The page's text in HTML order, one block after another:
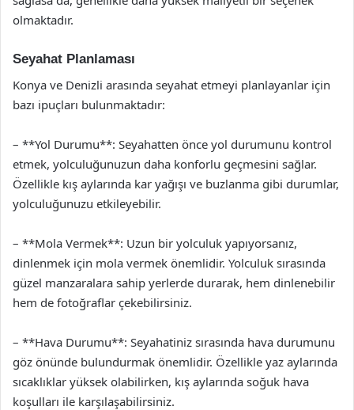
olmaktadır.
Seyahat Planlaması
Konya ve Denizli arasında seyahat etmeyi planlayanlar için
bazı ipuçları bulunmaktadır:
– **Yol Durumu**: Seyahatten önce yol durumunu kontrol
etmek, yolculuğunuzun daha konforlu geçmesini sağlar.
Özellikle kış aylarında kar yağışı ve buzlanma gibi durumlar,
yolculuğunuzu etkileyebilir.
– **Mola Vermek**: Uzun bir yolculuk yapıyorsanız,
dinlenmek için mola vermek önemlidir. Yolculuk sırasında
güzel manzaralara sahip yerlerde durarak, hem dinlenebilir
hem de fotoğraflar çekebilirsiniz.
– **Hava Durumu**: Seyahatiniz sırasında hava durumunu
göz önünde bulundurmak önemlidir. Özellikle yaz aylarında
sıcaklıklar yüksek olabilirken, kış aylarında soğuk hava
koşulları ile karşılaşabilirsiniz.